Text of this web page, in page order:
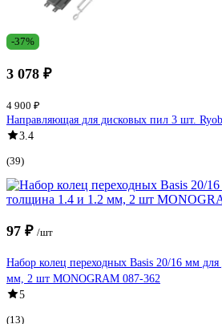
-37%
3 078 ₽
4 900 ₽
Направляющая для дисковых пил 3 шт.
3.4
(39)
97 ₽ /шт
Набор колец переходных Basis 20/16 мм
мм, 2 шт MONOGRAM 087-362
5
(13)